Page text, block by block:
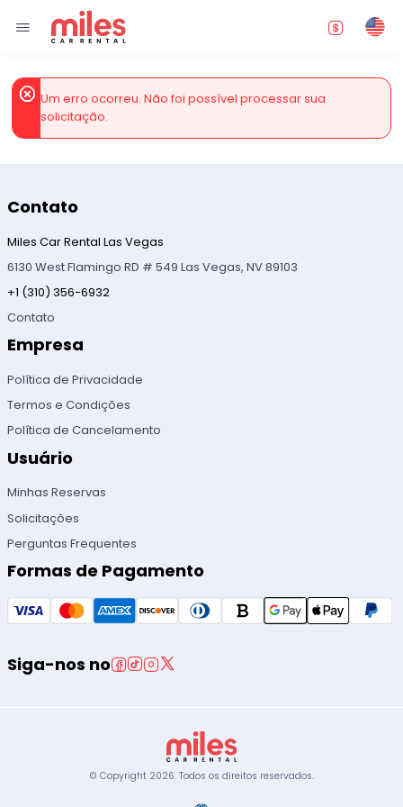
Um erro ocorreu. Não foi possível processar sua
solicitação.
Contato
Miles Car Rental Las Vegas
6130 West Flamingo RD # 549 Las Vegas, NV 89103
+1 (310) 356-6932
Contato
Empresa
Política de Privacidade
Termos e Condições
Política de Cancelamento
Usuário
Minhas Reservas
Solicitações
Perguntas Frequentes
Formas de Pagamento
Siga-nos no
© Copyright 2026. Todos os direitos reservados.